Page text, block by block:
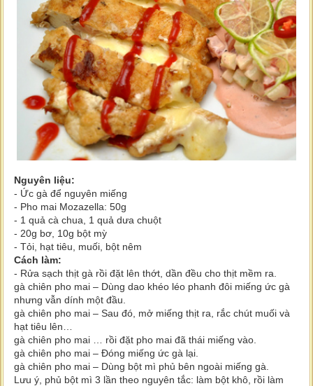
Nguyên liệu:
- Ức gà để nguyên miếng
- Pho mai Mozazella: 50g
- 1 quả cà chua, 1 quả dưa chuột
- 20g bơ, 10g bột mỳ
- Tỏi, hạt tiêu, muối, bột nêm
Cách làm:
- Rửa sạch thịt gà rồi đặt lên thớt, dần đều cho thịt mềm ra.
gà chiên pho mai – Dùng dao khéo léo phanh đôi miếng ức gà
nhưng vẫn dính một đầu.
gà chiên pho mai – Sau đó, mở miếng thịt ra, rắc chút muối và
hạt tiêu lên…
gà chiên pho mai … rồi đặt pho mai đã thái miếng vào.
gà chiên pho mai – Đóng miếng ức gà lại.
gà chiên pho mai – Dùng bột mì phủ bên ngoài miếng gà.
Lưu ý, phủ bột mì 3 lần theo nguyên tắc: làm bột khô, rồi làm